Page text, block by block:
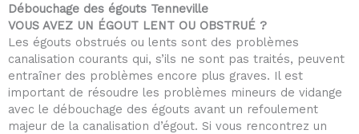
Débouchage des égouts Tenneville
VOUS AVEZ UN ÉGOUT LENT OU OBSTRUÉ ?
Les égouts obstrués ou lents sont des problèmes
canalisation courants qui, s’ils ne sont pas traités, peuvent
entraîner des problèmes encore plus graves. Il est
important de résoudre les problèmes mineurs de vidange
avec le débouchage des égouts avant un refoulement
majeur de la canalisation d’égout. Si vous rencontrez un